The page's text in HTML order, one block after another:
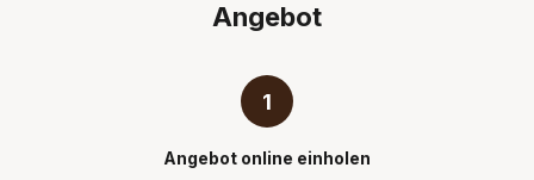
Angebot
1
Angebot online einholen